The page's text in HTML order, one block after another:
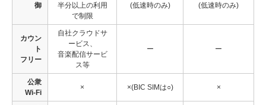
御
半分以上の利用
で制限
(低速時のみ)
(低速時のみ)
カウン
ト
フリー
自社クラウドサ
ービス、
音楽配信サービ
ス等
ー ー
公衆
Wi-Fi
× ×(BIC SIMは○) ×